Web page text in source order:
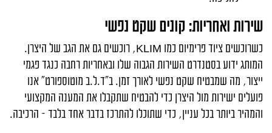
שירות ואחריות: קונים שקט נפשי
כשרוכשים ציוד פרימיום כמו KLIM, רוכשים גם את הגב של היצרן.
המותג ידוע בסטנדרט השירות הגבוה שלו ובאחריות רחבה כנגד פגמי
ייצור, מה שמבטיח שקט נפשי לאורך זמן. ב"ד.ל.ב מוטוספורט" אנו
פועלים ישירות מול היצרן כדי להבטיח שתקבלו את המענה המקצועי
והמהיר ביותר בכל עניין, כדי שתוכלו להתרכז בדבר אחד בלבד – הרכיבה.